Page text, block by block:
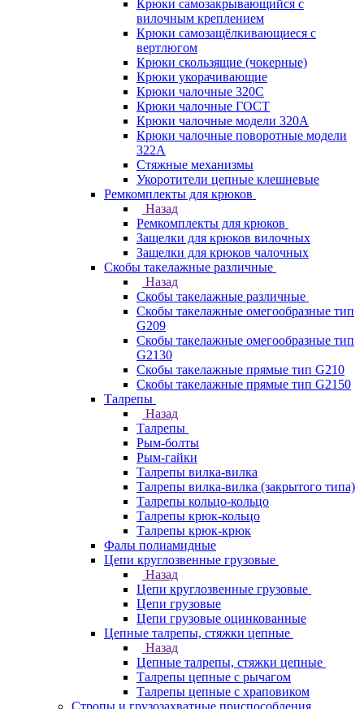
Крюки самозакрывающийся с
вилочным креплением
Крюки самозащёлкивающиеся с
вертлюгом
Крюки скользящие (чокерные)
Крюки укорачивающие
Крюки чалочные 320C
Крюки чалочные ГОСТ
Крюки чалочные модели 320А
Крюки чалочные поворотные модели
322А
Стяжные механизмы
Укоротители цепные клешневые
Ремкомплекты для крюков
Назад
Ремкомплекты для крюков
Защелки для крюков вилочных
Защелки для крюков чалочных
Скобы такелажные различные
Назад
Скобы такелажные различные
Скобы такелажные омегообразные тип
G209
Скобы такелажные омегообразные тип
G2130
Скобы такелажные прямые тип G210
Скобы такелажные прямые тип G2150
Талрепы
Назад
Талрепы
Рым-болты
Рым-гайки
Талрепы вилка-вилка
Талрепы вилка-вилка (закрытого типа)
Талрепы кольцо-кольцо
Талрепы крюк-кольцо
Талрепы крюк-крюк
Фалы полиамидные
Цепи круглозвенные грузовые
Назад
Цепи круглозвенные грузовые
Цепи грузовые
Цепи грузовые оцинкованные
Цепные талрепы, стяжки цепные
Назад
Цепные талрепы, стяжки цепные
Талрепы цепные с рычагом
Талрепы цепные с храповиком
Стропы и грузозахватные приспособления